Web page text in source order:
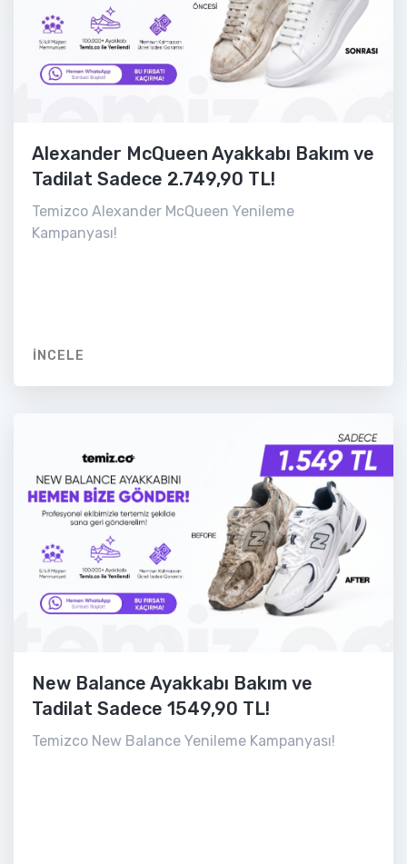
Alexander McQueen Ayakkabı Bakım ve
Tadilat Sadece 2.749,90 TL!
Temizco Alexander McQueen Yenileme
Kampanyası!
İNCELE
New Balance Ayakkabı Bakım ve
Tadilat Sadece 1549,90 TL!
Temizco New Balance Yenileme Kampanyası!